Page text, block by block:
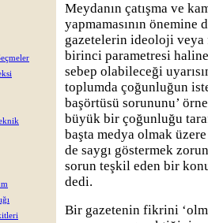
Meydanın çatışma ve
yapmamasının önemine
gazetelerin ideoloji
birinci parametresi
sebep olabileceği
toplumda çoğunluğun
başörtüsü sorununu’
büyük bir çoğunluğu
başta medya olmak
de saygı göstermek
sorun teşkil eden bir
dedi.
Bir gazetenin fikrini